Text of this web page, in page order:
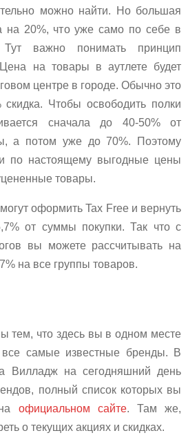
можно найти. Но большая
на 20%, что уже само по себе в
Тут важно понимать принцип
на товары в аутлете будет
центре в городе. Обычно это
Чтобы освободить полки
сначала до 40-50% от
а потом уже до 70%. Поэтому
по настоящему выгодные цены
товары.
оформить Tax Free и вернуть
от суммы покупки. Так что с
вы можете рассчитывать на
на все группы товаров.
тем, что здесь вы в одном месте
все самые известные бренды. В
Вилладж на сегодняшний день
полный список которых вы
официальном сайте. Там же,
о текущих акциях и скидках.